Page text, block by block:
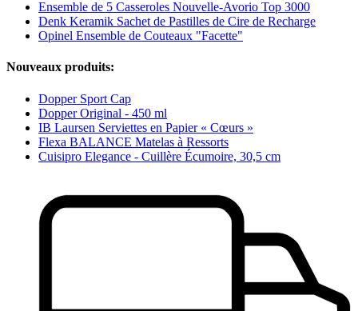
Ensemble de 5 Casseroles Nouvelle-Avorio Top 3000
Denk Keramik Sachet de Pastilles de Cire de Recharge
Opinel Ensemble de Couteaux "Facette"
Nouveaux produits:
Dopper Sport Cap
Dopper Original - 450 ml
IB Laursen Serviettes en Papier « Cœurs »
Flexa BALANCE Matelas à Ressorts
Cuisipro Elegance - Cuillère Écumoire, 30,5 cm